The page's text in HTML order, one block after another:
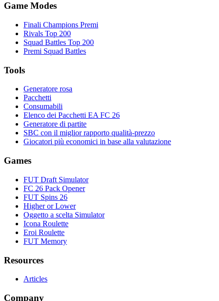
Game Modes
Finali Champions Premi
Rivals Top 200
Squad Battles Top 200
Premi Squad Battles
Tools
Generatore rosa
Pacchetti
Consumabili
Elenco dei Pacchetti EA FC 26
Generatore di partite
SBC con il miglior rapporto qualità-prezzo
Giocatori più economici in base alla valutazione
Games
FUT Draft Simulator
FC 26 Pack Opener
FUT Spins 26
Higher or Lower
Oggetto a scelta Simulator
Icona Roulette
Eroi Roulette
FUT Memory
Resources
Articles
Company